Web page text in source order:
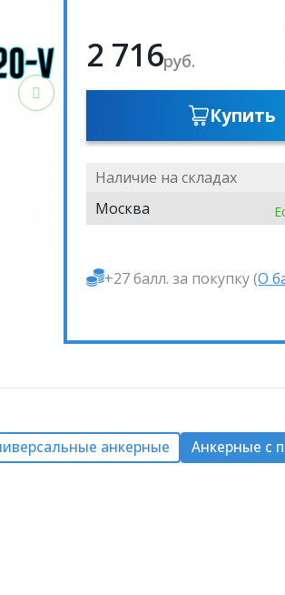
2 716руб.
Купить
Наличие на складах
Москва
+27 балл. за покупку (О
анкерные
Анкерные с